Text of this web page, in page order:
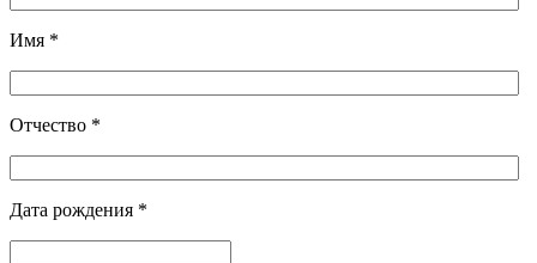
Имя *
Отчество *
Дата рождения *